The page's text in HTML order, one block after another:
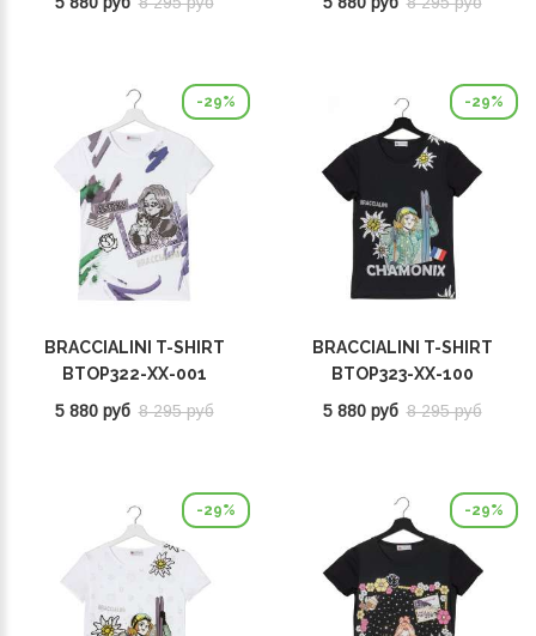
-29%
BRACCIALINI T-SHIRT
BTOP322-XX-001
5 880 руб 8 295 руб
-29%
BRACCIALINI T-SHIRT
BTOP323-XX-100
5 880 руб 8 295 руб
-29% -29%